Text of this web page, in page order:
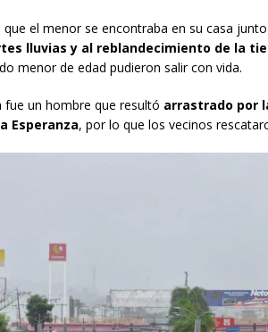
que el menor se encontraba en su casa
lluvias y al reblandecimiento de la
menor de edad pudieron salir con vida.
fue un hombre que resultó arrastrado por
Esperanza, por lo que los vecinos